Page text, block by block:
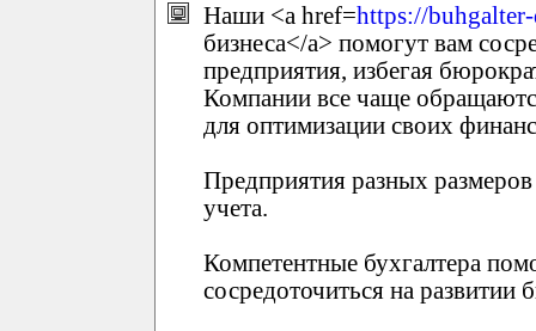
Наши <a href=https://
бизнеса</a> помогут вам
предприятия, избегая
Компании все чаще
для оптимизации своих
Предприятия разных
учета.
Компетентные бухгалтера
сосредоточиться на развитии